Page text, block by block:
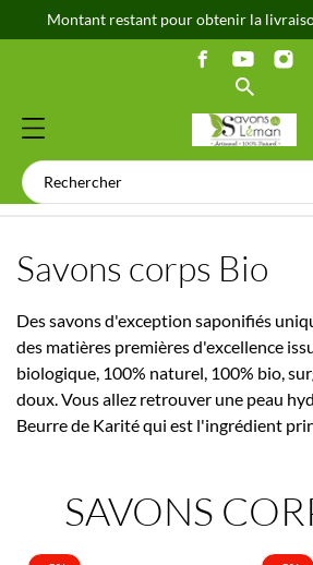
Montant restant pour obtenir la
Savons corps Bio
Des savons d'exception saponifiés
des matières premières d'excellence
biologique, 100% naturel, 100% bio,
doux. Vous allez retrouver une peau
Beurre de Karité qui est l'ingrédient
SAVONS